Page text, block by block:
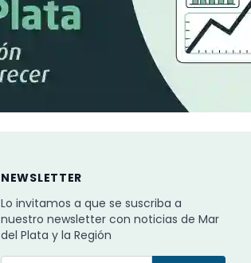
NEWSLETTER
Lo invitamos a que se suscriba a
nuestro newsletter con noticias de Mar
del Plata y la Región